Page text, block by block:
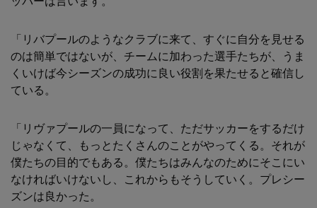
「リバプールのようなクラブに来て、すぐに自分を見せる
のは簡単ではないが、チームに加わった選手たちが、うま
くいけば今シーズンの成功に良い役割を果たせると確信し
ている。
「リヴァプールの一員になって、ただサッカーをするだけ
じゃなくて、もっとたくさんのことがやってくる。それが
僕たちの目的でもある。僕たちはみんなのためにそこにい
なければいけないし、これからもそうしていく。プレシー
ズンは良かった。